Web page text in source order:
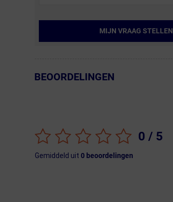
MIJN VRAAG STELLEN
← Terug naar productnavigatie
BEOORDELINGEN
0 / 5
Gemiddeld uit 0beoordelingen